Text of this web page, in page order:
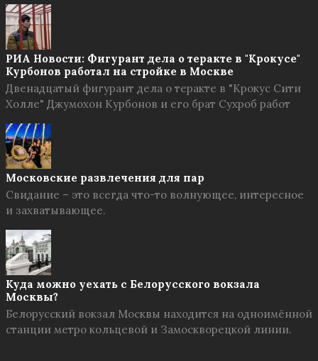
РИА Новости: Фигурант дела о теракте в "Крокусе"
Курбонов работал на стройке в Москве
Двенадцатый фигурант дела о теракте в "Крокус Сити
Холле" Джумохон Курбонов и его брат Сухроб работ
Московские развлечения для пар
Свидание – это всегда что-то волнующее, интересное
и захватывающее.
Куда можно уехать с Белорусского вокзала
Москвы?
Белорусский вокзал Москвы находится на одноимённой
станции метро кольцевой и Замоскворецкой линии.